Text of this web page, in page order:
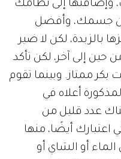
وإضافتها إلى نظامك
جسمك، وأفضل
بالزبدة، لكن لا ضير
إلى آخر، لكن تأكد
بكر ممتاز. وبينما تقوم
أعلاه في
عدد قليل من
أيضًا، منها
أو الشاي أو